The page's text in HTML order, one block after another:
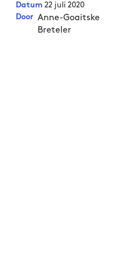
Datum 22 juli 2020
Door Anne-Goaitske
Breteler